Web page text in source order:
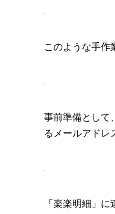
このような手作
事前準備として
るメールアドレ
「楽楽明細」